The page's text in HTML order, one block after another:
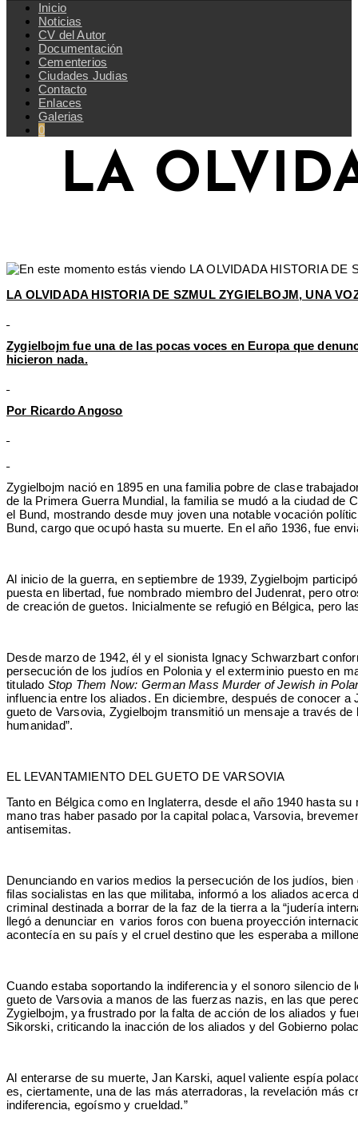
Inicio
Noticias
CV del Autor
Documentación
Cementerios
Ciudades Judias
Contacto
Enlaces
Galerias
0
LA
LA OLVIDADA HISTORIA DE SZMUL ZYGIELBOJM, UNA
Zygielbojm fue una de las pocas voces en Europa que
hicieron nada.
Por Ricardo Angoso
Zygielbojm nació en 1895 en una familia pobre de clase
de la Primera Guerra Mundial, la familia se mudó a la ciudad de
el Bund, mostrando desde muy joven una notable vocación
Bund, cargo que ocupó hasta su muerte. En el año 1936, fue
Al inicio de la guerra, en septiembre de 1939, Zygielbojm
puesta en libertad, fue nombrado miembro del Judenrat, pero
de creación de guetos. Inicialmente se refugió en Bélgica, pero
Desde marzo de 1942, él y el sionista Ignacy Schwarzbart
persecución de los judíos en Polonia y el exterminio puesto en
titulado Stop Them Now: German Mass Murder of Jewish in
influencia entre los aliados. En diciembre, después de conocer
gueto de Varsovia, Zygielbojm transmitió un mensaje a través
humanidad”.
EL LEVANTAMIENTO DEL GUETO DE VARSOVIA
Tanto en Bélgica como en Inglaterra, desde el año 1940 hasta
mano tras haber pasado por la capital polaca, Varsovia,
antisemitas.
Denunciando en varios medios la persecución de los judíos,
filas socialistas en las que militaba, informó a los aliados acerca
criminal destinada a borrar de la faz de la tierra a la “judería
llegó a denunciar en varios foros con buena proyección
acontecía en su país y el cruel destino que les esperaba a
Cuando estaba soportando la indiferencia y el sonoro silencio
gueto de Varsovia a manos de las fuerzas nazis, en las que
Zygielbojm, ya frustrado por la falta de acción de los aliados y
Sikorski, criticando la inacción de los aliados y del Gobierno
Al enterarse de su muerte, Jan Karski, aquel valiente espía
es, ciertamente, una de las más aterradoras, la revelación más
indiferencia, egoísmo y crueldad.”